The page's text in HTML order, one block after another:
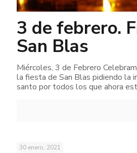
3 de febrero.
San Blas
Miércoles, 3 de Febrero
la fiesta de San Blas pidiendo la
santo por todos los que ahora
30 enero, 2021